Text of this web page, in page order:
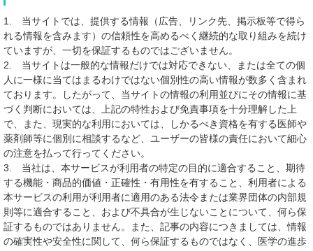
1. 当サイトでは、提供する情報（広告、リンク先、掲示板等で得ら
れる情報を含みます）の信頼性を高めるべく継続的な取り組みを続け
ていますが、一切を保証するものではございません。
2. 当サイトは一般的な情報だけでは対応できない、または全ての個
人に一様に当てはまるわけではない個別性の高い情報が数多く含まれ
ております。したがって、当サイトの情報の利用並びにその情報に基
づく判断においては、上記の特性および免責事項を十分理解した上
で、また、現実的な利用においては、しかるべき資格を有する医師や
薬剤師等に個別に相談するなど、ユーザーの皆様の責任において細心
の注意を払って行ってください。
3. 当社は、本サービスが利用者の特定の目的に適合すること、期待
する機能・商品的価値・正確性・有用性を有すること、利用者による
本サービスの利用が利用者に適用のある法令または業界団体の内部規
則等に適合すること、および不具合が生じないことについて、何ら保
証するものではありません。また、記事の内容につきましては、情報
の確実性や安全性に関して、何ら保証するものではなく、医学の進歩